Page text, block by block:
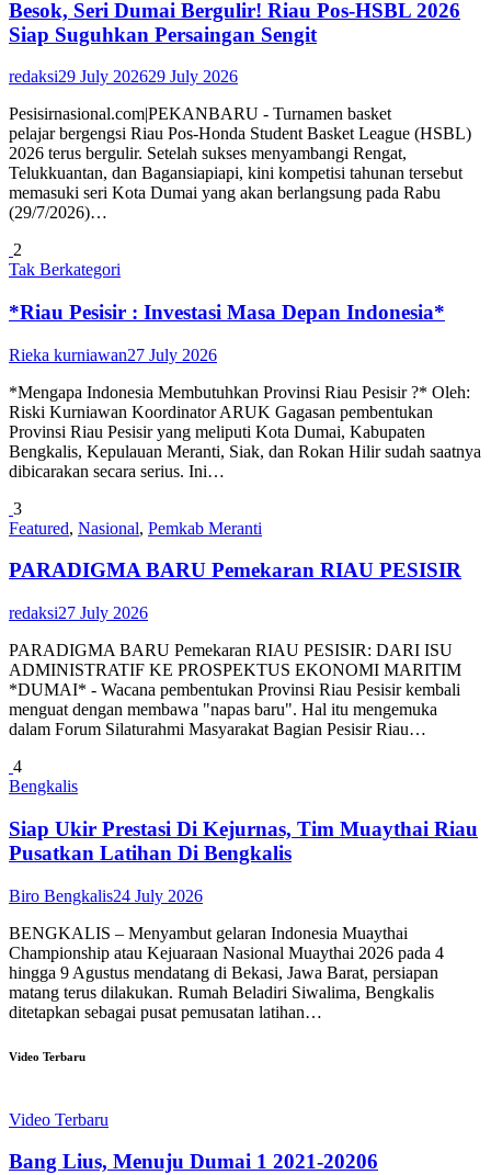
Besok, Seri Dumai Bergulir! Riau Pos-HSBL 2026
Siap Suguhkan Persaingan Sengit
redaksi29 July 202629 July 2026
Pesisirnasional.com|PEKANBARU - Turnamen basket
pelajar bergengsi Riau Pos-Honda Student Basket League (HSBL)
2026 terus bergulir. Setelah sukses menyambangi Rengat,
Telukkuantan, dan Bagansiapiapi, kini kompetisi tahunan tersebut
memasuki seri Kota Dumai yang akan berlangsung pada Rabu
(29/7/2026)…
2
Tak Berkategori
*Riau Pesisir : Investasi Masa Depan Indonesia*
Rieka kurniawan27 July 2026
*Mengapa Indonesia Membutuhkan Provinsi Riau Pesisir ?* Oleh:
Riski Kurniawan Koordinator ARUK Gagasan pembentukan
Provinsi Riau Pesisir yang meliputi Kota Dumai, Kabupaten
Bengkalis, Kepulauan Meranti, Siak, dan Rokan Hilir sudah saatnya
dibicarakan secara serius. Ini…
3
Featured, Nasional, Pemkab Meranti
PARADIGMA BARU Pemekaran RIAU PESISIR
redaksi27 July 2026
PARADIGMA BARU Pemekaran RIAU PESISIR: DARI ISU
ADMINISTRATIF KE PROSPEKTUS EKONOMI MARITIM
*DUMAI* - Wacana pembentukan Provinsi Riau Pesisir kembali
menguat dengan membawa "napas baru". Hal itu mengemuka
dalam Forum Silaturahmi Masyarakat Bagian Pesisir Riau…
4
Bengkalis
Siap Ukir Prestasi Di Kejurnas, Tim Muaythai Riau
Pusatkan Latihan Di Bengkalis
Biro Bengkalis24 July 2026
BENGKALIS – Menyambut gelaran Indonesia Muaythai
Championship atau Kejuaraan Nasional Muaythai 2026 pada 4
hingga 9 Agustus mendatang di Bekasi, Jawa Barat, persiapan
matang terus dilakukan. Rumah Beladiri Siwalima, Bengkalis
ditetapkan sebagai pusat pemusatan latihan…
Video Terbaru
Video Terbaru
Bang Lius, Menuju Dumai 1 2021-20206